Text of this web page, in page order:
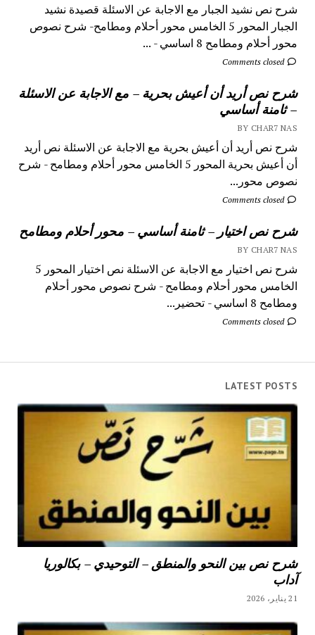
شرح نص نشيد الجبار مع الاجابة عن الاسئلة قصيدة نشيد
الجبار المحور 5 الخامس محور أحلام ومطامح- شرح نصوص
محور أحلام ومطامح 8 اساسي - ...
Comments closed
شرح نص أريد أن أعيش بحرية – مع الاجابة عن الاسئلة
– ثامنة أساسي
BY CHAR7 NAS
شرح نص أريد أن أعيش بحرية مع الاجابة عن الاسئلة نص أريد
أن أعيش بحرية المحور 5 الخامس محور أحلام ومطامح - شرح
نصوص محور...
Comments closed
شرح نص اختيار – ثامنة أساسي – محور أحلام ومطامح
BY CHAR7 NAS
شرح نص اختيار مع الاجابة عن الاسئلة نص اختيار المحور 5
الخامس محور أحلام ومطامح - شرح نصوص محور أحلام
ومطامح 8 اساسي - تحضير...
Comments closed
LATEST POSTS
شرح نص بين النحو والمنطق – التوحيدي – بكالوريا
آداب
21 يناير، 2026